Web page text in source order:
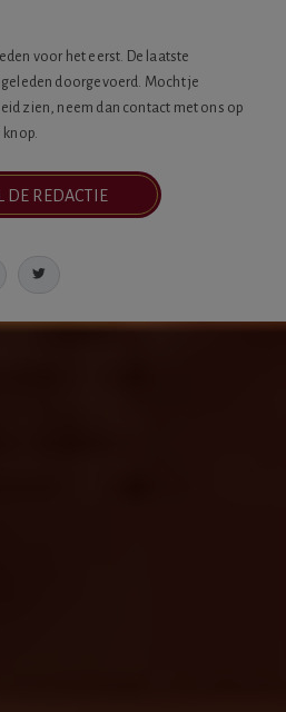
voor het eerst. De laatste
doorgevoerd. Mocht je
zien, neem dan contact met ons op
DE REDACTIE